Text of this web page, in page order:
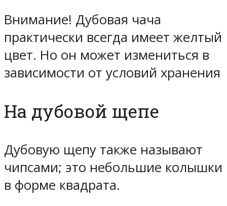
Внимание! Дубовая чача
практически всегда имеет желтый
цвет. Но он может измениться в
зависимости от условий хранения
На дубовой щепе
Дубовую щепу также называют
чипсами; это небольшие колышки
в форме квадрата.